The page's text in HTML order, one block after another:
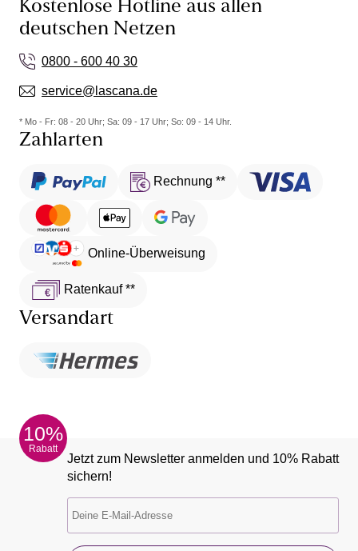
Kostenlose Hotline aus allen
deutschen Netzen
0800 - 600 40 30
service@lascana.de
* Mo - Fr: 08 - 20 Uhr; Sa: 09 - 17 Uhr; So: 09 - 14 Uhr.
Zahlarten
Rechnung **
Online-Überweisung
Ratenkauf **
Versandart
10%
Rabatt
Jetzt zum Newsletter anmelden und 10% Rabatt
sichern!